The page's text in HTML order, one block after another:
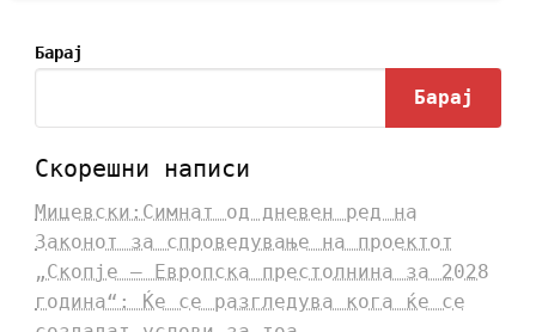
Барај
Барај
Скорешни написи
Мицевски:Симнат од дневен ред на
Законот за спроведување на проектот
„Скопје – Европска престолнина за 2028
година“: Ќе се разгледува кога ќе се